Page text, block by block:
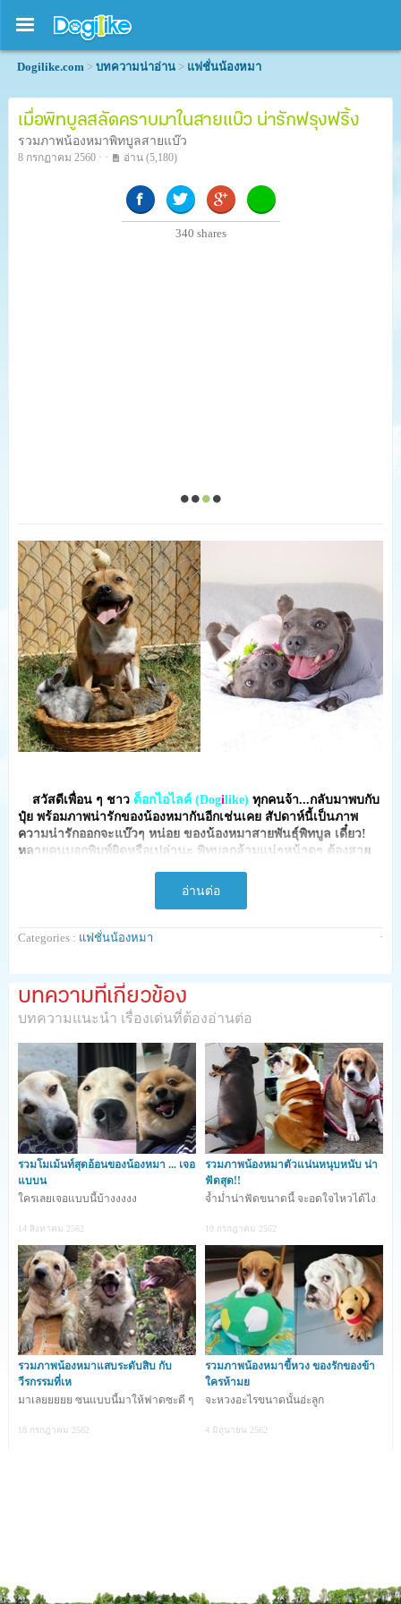
Dogilike.com > บทความน่าอ่าน > แฟชั่นน้องหมา
เมื่อพิทบูลสลัดคราบมาในสายแบ๊ว น่ารักฟรุงฟริ้ง
รวมภาพน้องหมาพิทบูลสายแบ๊ว
8 กรกฏาคม 2560 · · อ่าน (5,180)
340 shares
สวัสดีเพื่อน ๆ ชาว ด็อกไอไลค์ (Dogilike) ทุกคนจ้า...กลับมาพบกับ
ปุ๋ย พร้อมภาพน่ารักของน้องหมากันอีกเช่นเคย สัปดาห์นี้เป็นภาพ
ความน่ารักออกจะแบ๊วๆ หน่อย ของน้องหมาสายพันธุ์พิทบูล เดี๋ยว!
หลายคนบอกพิมพ์ผิดหรือเปล่านะ พิทบูลกล้ามแน่ๆหน้าดุๆ ต้องสาย
รัก ไม่แพ้สายพันธุ์อื่นๆ ถ้าแล้วตามปุ๋ยไปชมภาพกันเลยค่ะ
จ๊ะเอ๋ เช้าแล้วหรอ
อ่านต่อ
Categories : แฟชั่นน้องหมา ·
บทความที่เกี่ยวข้อง
บทความแนะนำ เรื่องเด่นที่ต้องอ่านต่อ
รวมโมเม้นท์สุดอ้อนของน้องหมา ... เจอ
แบบน
ใครเลยเจอแบบนี้บ้างงงงง
14 สิงหาคม 2562
รวมภาพน้องหมาตัวแน่นหนุบหนับ น่า
ฟัดสุด!!
จ้ำม่ำน่าฟัดขนาดนี้ จะอดใจไหวได้ไง
19 กรกฎาคม 2562
รวมภาพน้องหมาแสบระดับสิบ กับ
วีรกรรมที่เห
มาเลยยยยย ซนแบบนี้มาให้ฟาดซะดี ๆ
18 กรกฎาคม 2562
รวมภาพน้องหมาขี้หวง ของรักของข้า
ใครห้ามย
จะหวงอะไรขนาดนั้นอ่ะลูก
4 มิถุนายน 2562